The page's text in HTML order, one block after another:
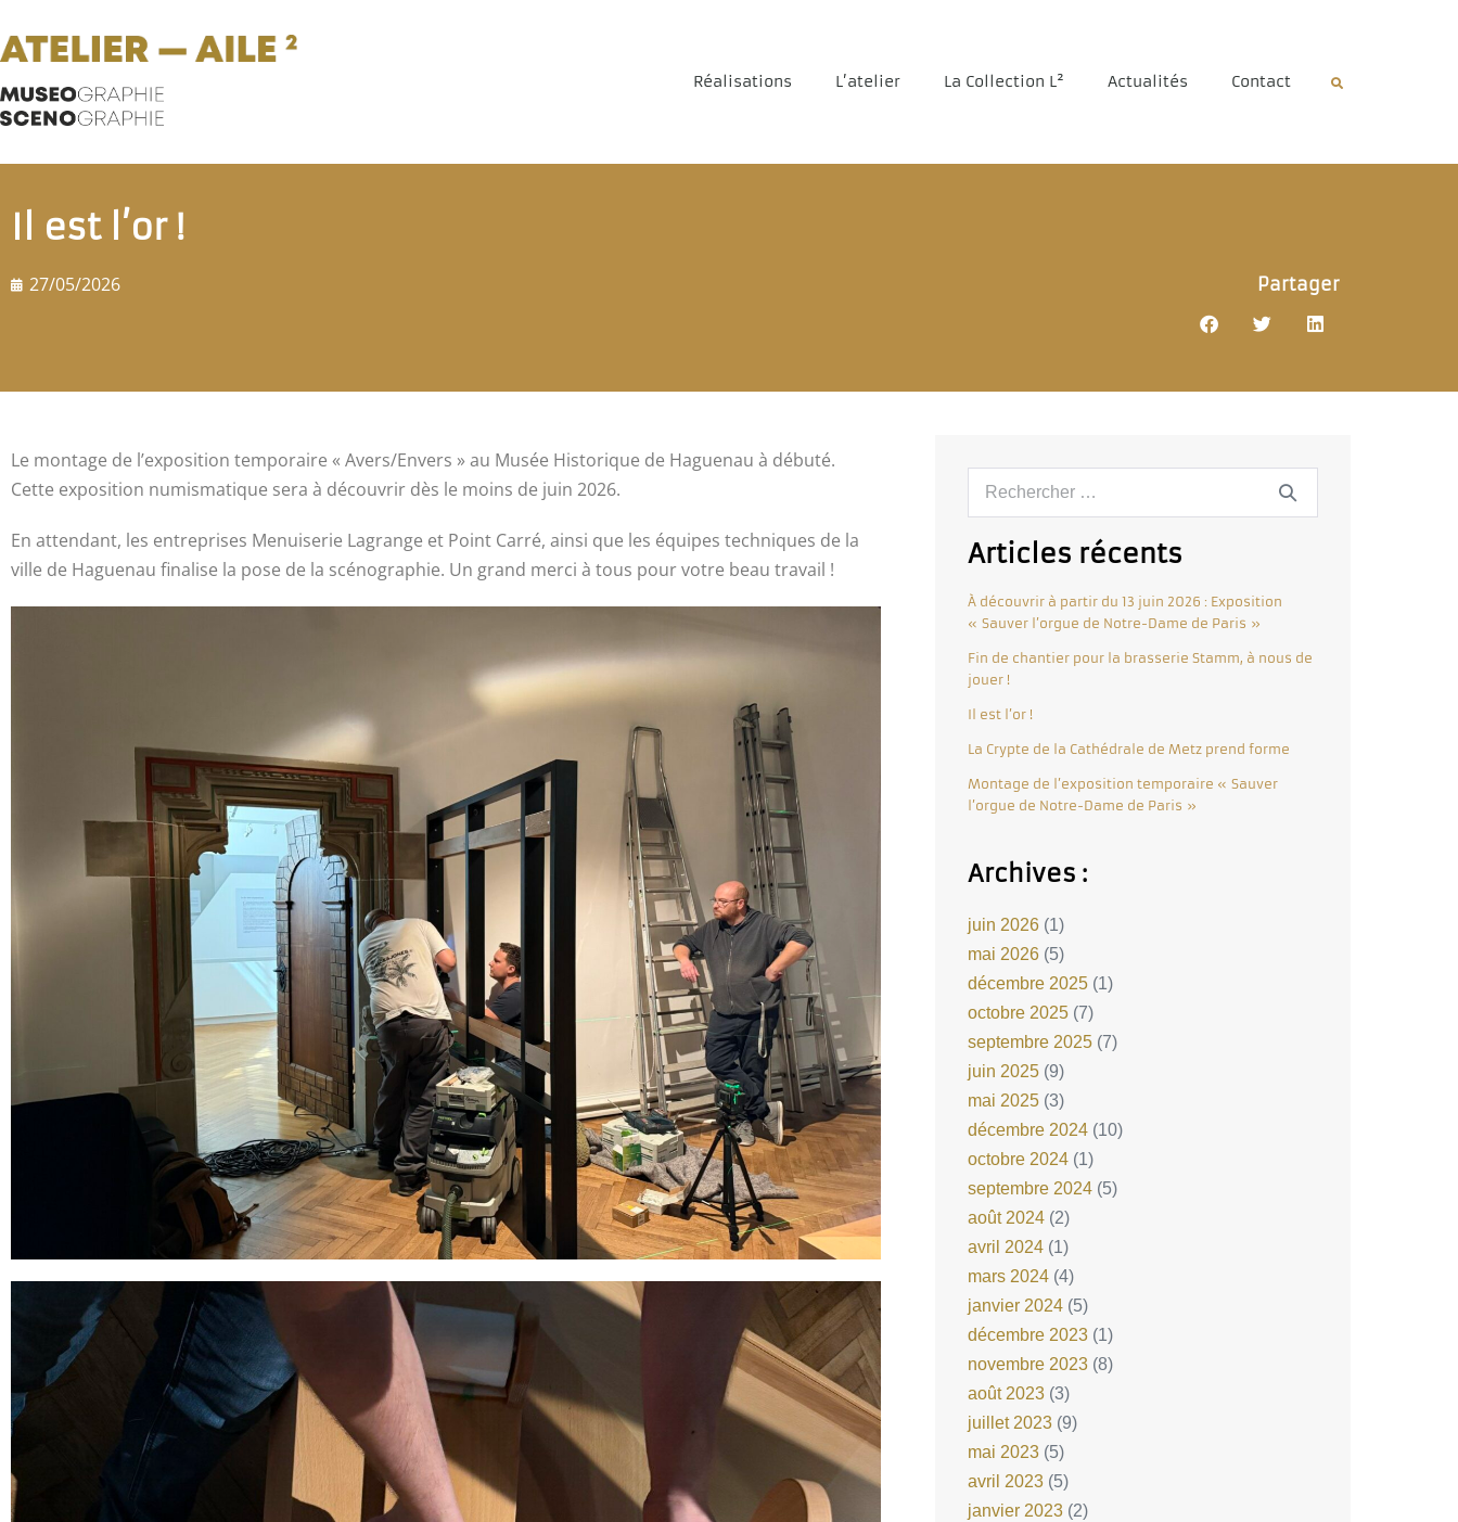
Réalisations L’atelier La Collection L² Actualités Contact
Il est l’or !
27/05/2026 Partager
Le montage de l’exposition temporaire « Avers/Envers » au Musée Historique de Haguenau à débuté.
Cette exposition numismatique sera à découvrir dès le moins de juin 2026.
En attendant, les entreprises Menuiserie Lagrange et Point Carré, ainsi que les équipes techniques de la
ville de Haguenau finalise la pose de la scénographie. Un grand merci à tous pour votre beau travail !
Articles récents
À découvrir à partir du 13 juin 2026 : Exposition
« Sauver l’orgue de Notre-Dame de Paris »
Fin de chantier pour la brasserie Stamm, à nous de
jouer !
Il est l’or !
La Crypte de la Cathédrale de Metz prend forme
Montage de l’exposition temporaire « Sauver
l’orgue de Notre-Dame de Paris »
Archives :
juin 2026(1)
mai 2026(5)
décembre 2025(1)
octobre 2025(7)
septembre 2025(7)
juin 2025(9)
mai 2025(3)
décembre 2024(10)
octobre 2024(1)
septembre 2024(5)
août 2024(2)
avril 2024(1)
mars 2024(4)
janvier 2024(5)
décembre 2023(1)
novembre 2023(8)
août 2023(3)
juillet 2023(9)
mai 2023(5)
avril 2023(5)
janvier 2023(2)